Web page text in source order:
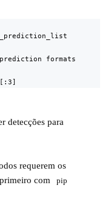
prediction formats
detecções para
requerem os
com
pip